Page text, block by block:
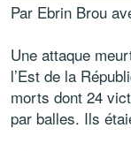
Par Ebrin Brou
Une attaque
l’Est de la
morts dont 24
par balles. Ils